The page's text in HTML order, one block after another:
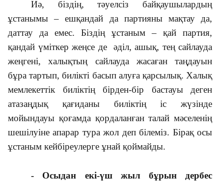
Иә, біздің, тәуелсіз байқаушылардың
ұстанымы – ешқандай да партияны мақтау да,
даттау да емес. Біздің ұстаным – қай партия,
қандай үміткер жеңсе де әділ, ашық, тең сайлауда
жеңгені, халықтың сайлауда жасаған таңдауын
бұра тартып, билікті басып алуға қарсылық. Халық
мемлекеттік биліктің бірден-бір бастауы деген
атазаңдық қағиданы биліктің іс жүзінде
мойындауы қоғамда қордаланған талай мәселенің
шешілуіне апарар тура жол деп білеміз. Бірақ осы
ұстаным кейбіреулерге ұнай қоймайды.
- Осыдан екі-үш жыл бұрын дербес